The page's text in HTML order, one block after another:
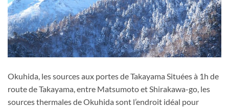
Okuhida, les sources aux portes de Takayama Situées à 1h de
route de Takayama, entre Matsumoto et Shirakawa-go, les
sources thermales de Okuhida sont l’endroit idéal pour